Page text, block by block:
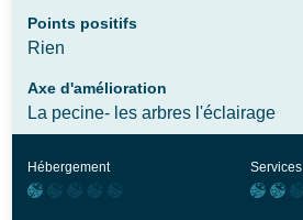
Points positifs
Rien
Axe d'amélioration
La pecine- les arbres l'éclairage
Hébergement Services